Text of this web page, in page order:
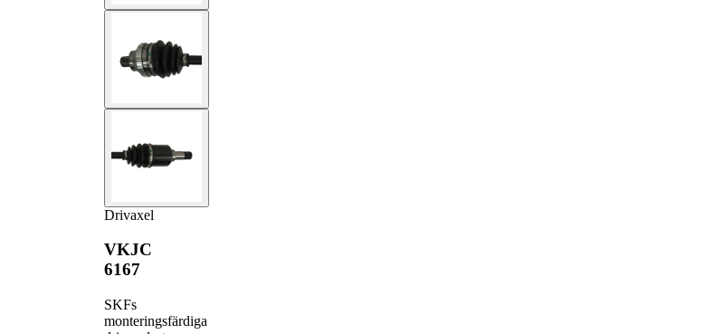
Drivaxel
VKJC
6167
SKFs
monteringsfärdiga